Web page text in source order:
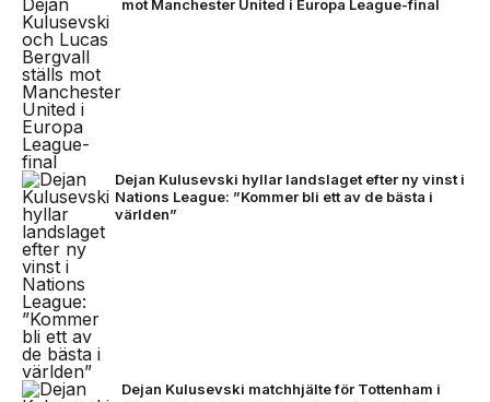
mot Manchester United i Europa League-final
Dejan Kulusevski hyllar landslaget efter ny vinst i
Nations League: ”Kommer bli ett av de bästa i
världen”
Dejan Kulusevski matchhjälte för Tottenham i